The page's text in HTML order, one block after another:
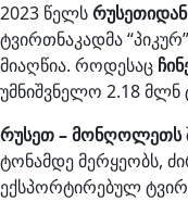
2023 წელსრუსეთიდან
ტვირთნაკადმა
მიაღწია. როდესაც
უმნიშვნელო 2.18 მლნ
რუსეთ – მონღოლეთს
ტონამდე მერყეობს,
ექსპორტირებულ